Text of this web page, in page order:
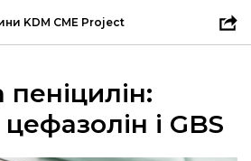
KDM CME Project
пеніцилін:
цефазолін і GBS